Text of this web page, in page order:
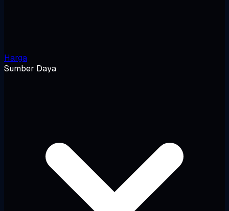
Harga
Sumber Daya